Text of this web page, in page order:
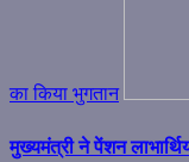
का किया भुगतान
मुख्यमंत्री ने पेंशन